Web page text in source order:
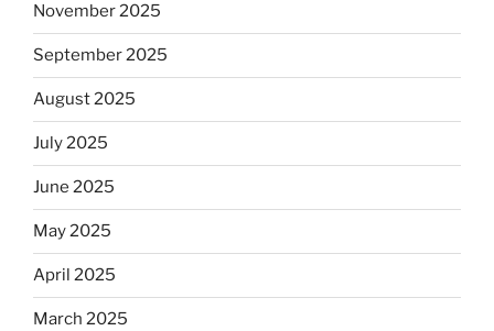
November 2025
September 2025
August 2025
July 2025
June 2025
May 2025
April 2025
March 2025